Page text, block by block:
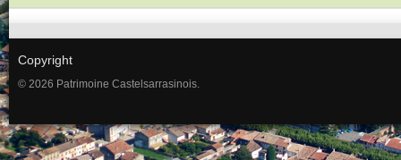
Copyright
© 2026 Patrimoine Castelsarrasinois.